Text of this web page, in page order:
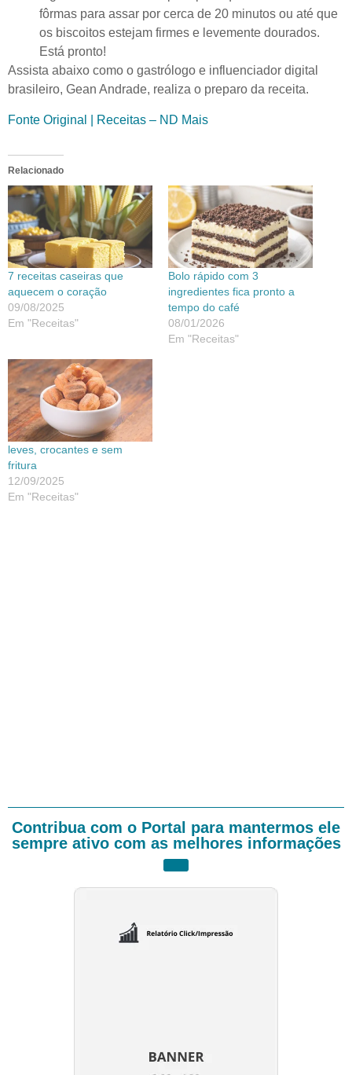
fôrmas para assar por cerca de 20 minutos ou até que
os biscoitos estejam firmes e levemente dourados.
Está pronto!
Assista abaixo como o gastrólogo e influenciador digital
brasileiro, Gean Andrade, realiza o preparo da receita.
Fonte Original | Receitas – ND Mais
Relacionado
7 receitas caseiras que
aquecem o coração
09/08/2025
Em "Receitas"
Bolo rápido com 3
ingredientes fica pronto a
tempo do café
08/01/2026
Em "Receitas"
leves, crocantes e sem
fritura
12/09/2025
Em "Receitas"
Contribua com o Portal para mantermos ele
sempre ativo com as melhores informações